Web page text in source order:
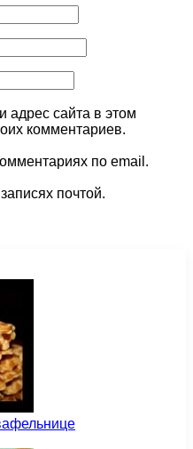
адрес сайта в этом
комментариев.
по email.
почтой.